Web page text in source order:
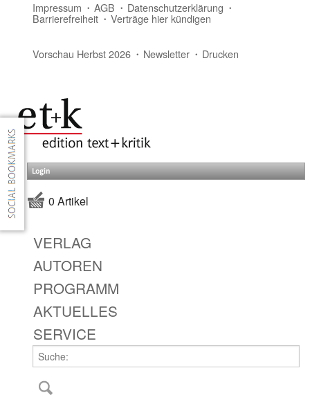
Impressum AGB Datenschutzerklärung
Barrierefreiheit Verträge hier kündigen
Vorschau Herbst 2026 Newsletter Drucken
Login
0 Artikel
VERLAG
AUTOREN
PROGRAMM
AKTUELLES
SERVICE